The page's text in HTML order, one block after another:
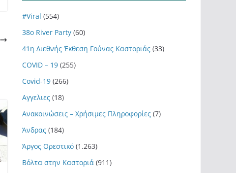
#Viral (554)
38ο River Party (60)
41η Διεθνής Έκθεση Γούνας Καστοριάς (33)
COVID – 19 (255)
Covid-19 (266)
Αγγελιες (18)
Ανακοινώσεις – Χρήσιμες Πληροφορίες (7)
Άνδρας (184)
Άργος Ορεστικό (1.263)
Βόλτα στην Καστοριά (911)